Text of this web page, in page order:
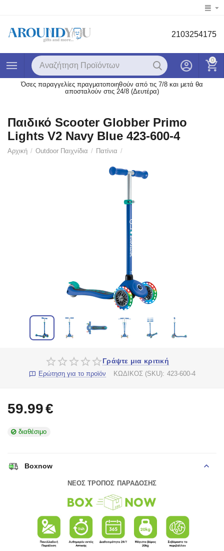
2103254175
0
Όσες παραγγελίες πραγματοποιηθούν από τις 7/8 και μετά θα
αποσταλούν στις 24/8 (Δευτέρα)
Παιδικό Scooter Globber Primo
Lights V2 Navy Blue 423-600-4
Αρχική / Outdoor Παιχνίδια / Πατίνια /
Γράψτε μια κριτική
Ερώτηση για το προϊόν ΚΩΔΙΚΟΣ (SKU): 423-600-4
59.99€
διαθέσιμο
Boxnow
ΝΕΟΣ ΤΡΟΠΟΣ ΠΑΡΑΔΟΣΗΣ